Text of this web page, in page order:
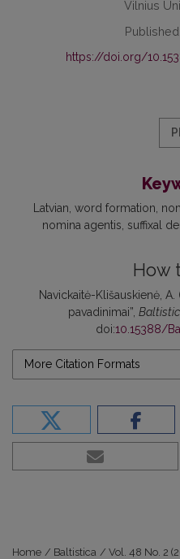
Vilnius
Published
https://doi.org/
Latvian word formation
nomina agentis suffixal
How
Navickaitė-Klišauskienė,
pavadinimai”,
doi:10.15388/
More Citation Formats
Home / Baltistica / Vol. 48 No. 2